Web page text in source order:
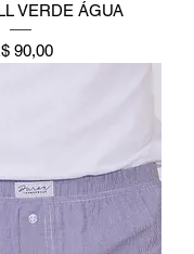
VERDE ÁGUA
90,00